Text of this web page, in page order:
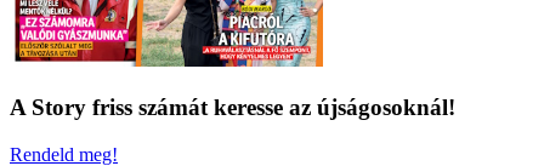
A Story friss számát keresse az újságosoknál!
Rendeld meg!